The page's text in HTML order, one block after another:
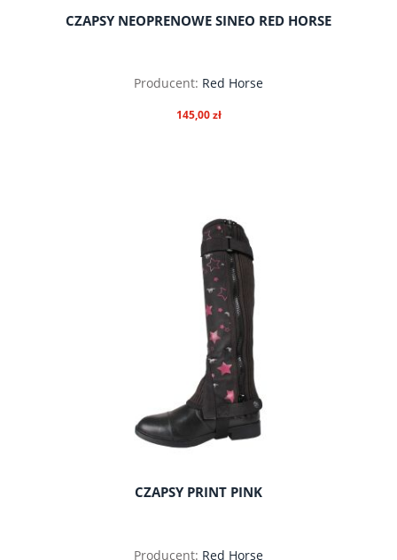
CZAPSY NEOPRENOWE SINEO RED HORSE
Producent: Red Horse
145,00 zł
do koszyka
CZAPSY PRINT PINK
Producent: Red Horse